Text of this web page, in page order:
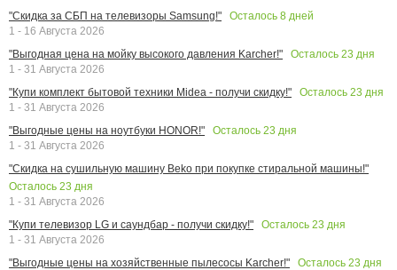
"Скидка за СБП на телевизоры Samsung!"
Осталось 8 дней
1 - 16 Августа 2026
"Выгодная цена на мойку высокого давления Karcher!"
Осталось 23 дня
1 - 31 Августа 2026
"Купи комплект бытовой техники Midea - получи скидку!"
Осталось 23 дня
1 - 31 Августа 2026
"Выгодные цены на ноутбуки HONOR!"
Осталось 23 дня
1 - 31 Августа 2026
"Скидка на сушильную машину Beko при покупке стиральной машины!"
Осталось 23 дня
1 - 31 Августа 2026
"Купи телевизор LG и саундбар - получи скидку!"
Осталось 23 дня
1 - 31 Августа 2026
"Выгодные цены на хозяйственные пылесосы Karcher!"
Осталось 23 дня